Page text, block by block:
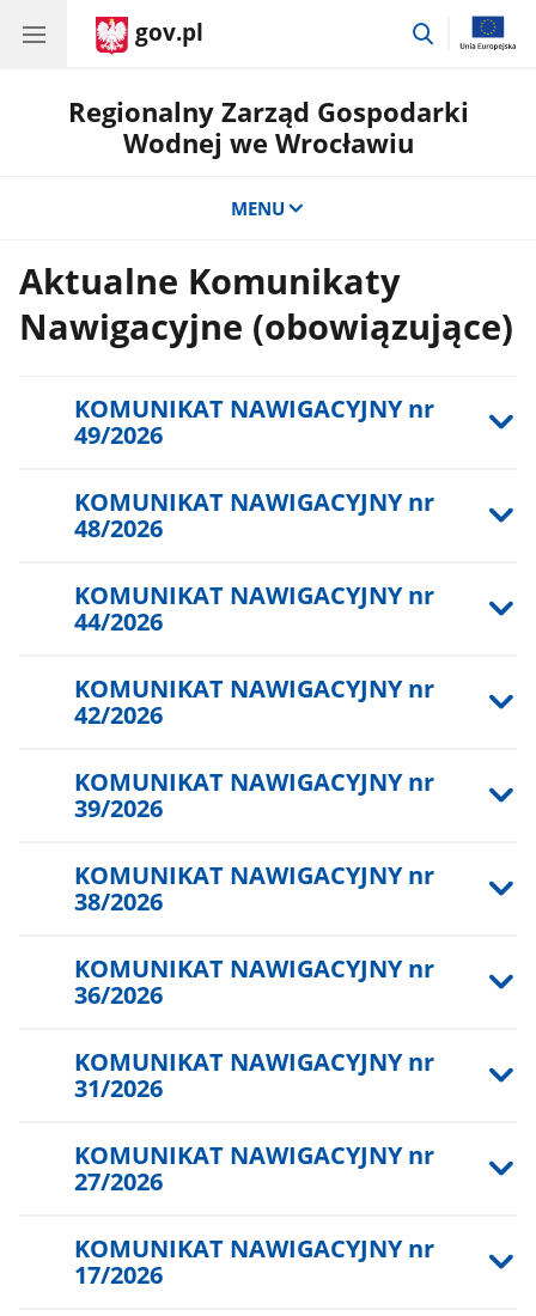
gov.pl
przejdź
Regionalny Zarząd Gospodarki
Wodnej we Wrocławiu
MENU
Aktualne Komunikaty
Nawigacyjne (obowiązujące)
KOMUNIKAT NAWIGACYJNY nr
49/2026
KOMUNIKAT NAWIGACYJNY nr
48/2026
KOMUNIKAT NAWIGACYJNY nr
44/2026
KOMUNIKAT NAWIGACYJNY nr
42/2026
KOMUNIKAT NAWIGACYJNY nr
39/2026
KOMUNIKAT NAWIGACYJNY nr
38/2026
KOMUNIKAT NAWIGACYJNY nr
36/2026
KOMUNIKAT NAWIGACYJNY nr
31/2026
KOMUNIKAT NAWIGACYJNY nr
27/2026
KOMUNIKAT NAWIGACYJNY nr
17/2026